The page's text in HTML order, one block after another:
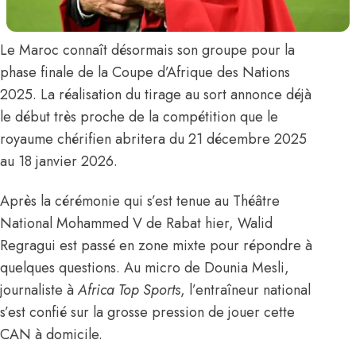
Le Maroc connaît désormais son groupe pour la
phase finale de la Coupe d’Afrique des Nations
2025. La réalisation du tirage au sort annonce déjà
le début très proche de la compétition que le
royaume chérifien abritera du 21 décembre 2025
au 18 janvier 2026.
Après la cérémonie qui s’est tenue au Théâtre
National Mohammed V de Rabat hier, Walid
Regragui est passé en zone mixte pour répondre à
quelques questions. Au micro de Dounia Mesli,
journaliste àAfrica Top Sports, l’entraîneur national
s’est confié sur la grosse pression de jouer cette
CAN à domicile.